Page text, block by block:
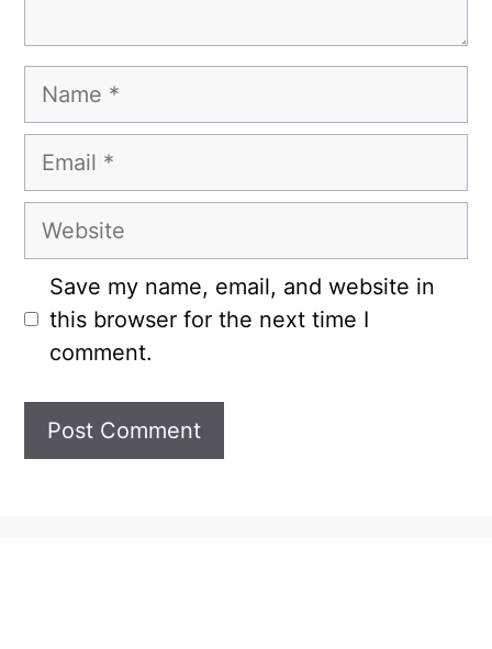
Name
Email
Website
Save my name, email, and website in
this browser for the next time I
comment.